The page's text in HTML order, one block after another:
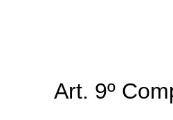
Art. 9º